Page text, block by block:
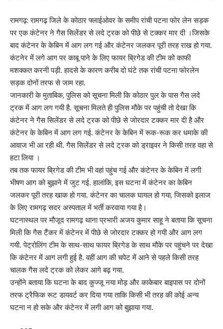
रामगढ़: रामगढ़ जिले के कोठार फ्लाईओवर के समीप रांची पटना फोर लेन सड़क
पर एक कंटेनर ने गैस सिलेंडर से लदे ट्रक को पीछे से टक्कर मार दी ।जिसके
बाद कंटेनर के केबिन में आग लग गई और कंटेनर जलकर पूरी तरह राख हो गया.
कंटनेर में लगे आग पर काबू पाने के लिए फायर ब्रिगेड की टीम को काफी
मशक्कत करनी पड़ी. हादसे के कारण करीब दो घंटे तक रांची पटना फोरलेन
सड़क दोनों तरफ से जाम रहा.
जानकारी के मुताबिक, पुलिस को सूचना मिली कि कोठार पुल के पास गैस लदे
ट्रक में आग लग गयी है. सूचना मिलते ही पुलिस मौके पर पहुंची तो देखा कि
कंटेनर ने गैस सिलेंडर से लदे ट्रक को पीछे से जोरदार टक्कर मार दी है और
कंटेनर के केबिन में आग लग गई. कंटेनर के केबिन में रूक-रूक कर धमाके की
आवाज भी आ रही थी. गैस सिलेंडर से लदे ट्रक को ड्राइवर ने किसी तरह वहा से
हटा लिया ।
तब तक फायर ब्रिगेड की टीम भी वहां पहुंच गई और कंटेनर के केबिन में लगी
भीषण आग को बुझाने में जुट गई. हालांकि, इस घटना में कंटेनर का केबिन
जलकर पूरी तरह खाक हो गया. कंटेनर का चालक घायल हो गया, जिसको इलाज
के लिए रामगढ़ सदर अस्पताल में भर्ती करवाया गया है।
घटनास्थल पर मौजूद रामगढ़ थाना प्रभारी अजय कुमार साहू ने बताया कि सूचना
मिली कि गैस टैंकर में कंटेनर में पीछे से जोरदार टक्कर हो गयी और आग लग
गयी. पेट्रोलिंग टीम के साथ-साथ फायर ब्रिगेड के साथ मौके पर पहुंचने पर देखा
कि कंटेनर में आग लगी हुई है. वहीं आग की चपेट में आने से पहले किसी तरह
चालक गैस लदे ट्रक को लेकर आगे बढ़ गया.
उन्होंने बताया कि घटना के बाद कुज्जू नया मोड़ और काकेबार बाइपास पर दोनों
तरफ ट्रैफिक रूट डायवर्ट कर दिया गया ताकि किसी भी तरह की कोई अन्य
घटना न हो सके और कंटेनर में लगी आग को बुझाया गया.